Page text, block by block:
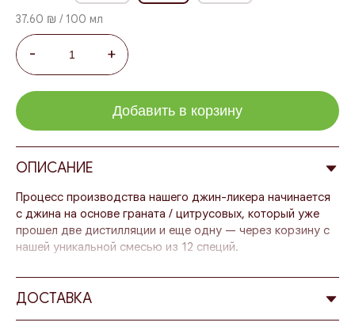
37.60 ₪ / 100 мл
- +
Добавить в корзину
ОПИСАНИЕ
Процесс производства нашего джин-ликера начинается
с джина на основе граната / цитрусовых, который уже
прошел две дистилляции и еще одну — через корзину с
нашей уникальной смесью из 12 специй.
К этому замечательному джину добавляются
измельченные свежие спелые лесные ягоды и сливовый
ДОСТАВКА